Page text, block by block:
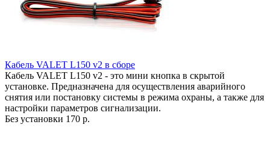
Кабель VALET L150 v2 в сборе
Кабель VALET L150 v2 - это мини кнопка в скрытой
установке. Предназначена для осуществления аварийного
снятия или постановку системы в режима охраны, а также для
настройки параметров сигнализации.
Без установки 170 р.